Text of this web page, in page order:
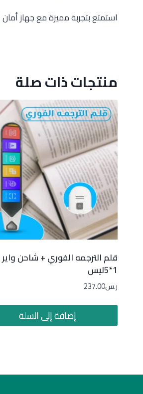
استمتع بتجربة مميزة مع جهاز
منتجات ذات صلة
قلم الترجمه الفوري + شاحن واير
1*5ليس
ر.س237.00
إضافة إلى السلة